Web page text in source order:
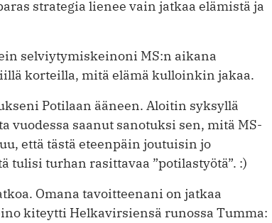
strategia lienee vain jatkaa elämistä ja
selviytymiskeinoni MS:n aikana
korteilla, mitä elämä kulloinkin jakaa.
Potilaan ääneen. Aloitin syksyllä
vuodessa saanut sanotuksi sen, mitä MS-
että tästä eteenpäin joutuisin jo
tulisi turhan rasittavaa ”potilastyötä”. :)
Omana tavoitteenani on jatkaa
kiteytti Helkavirsiensä runossa Tumma: